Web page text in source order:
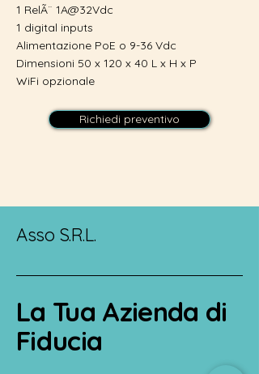
1 RelÃ¨ 1A@32Vdc
1 digital inputs
Alimentazione PoE o 9-36 Vdc
Dimensioni 50 x 120 x 40 L x H x P
WiFi opzionale
Richiedi preventivo
Asso S.R.L.
La Tua Azienda di
Fiducia